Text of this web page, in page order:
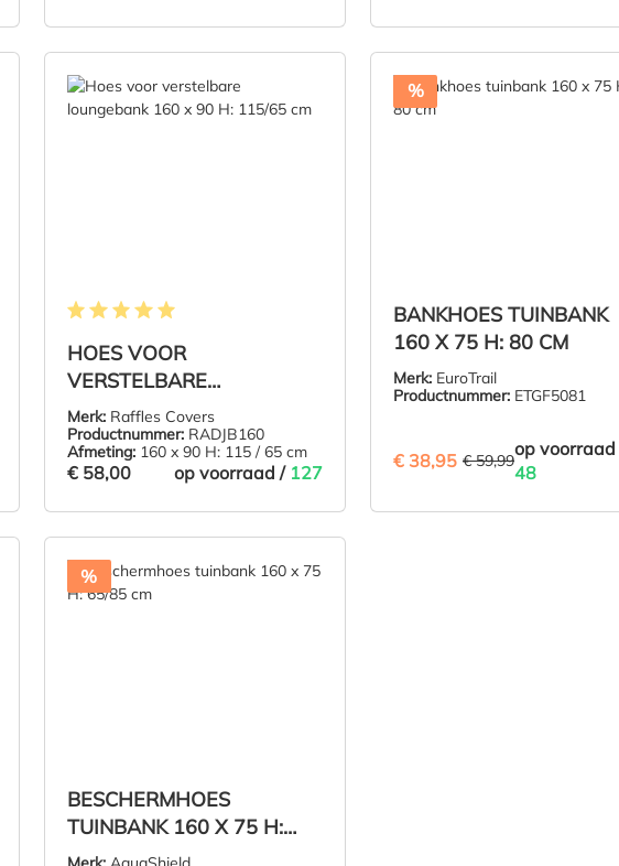
€ 47,00 IN DE WINKELMAND € 52,00 IN DE
HOES VOOR
VERSTELBARE
LOUNGEBANK 160 X 90 H:
115/65 CM
Merk:Raffles Covers
Productnummer:RADJB160
Afmeting:160 x 90 H: 115 / 65 cm
€ 58,00 op voorraad / 127
€ 58,00 IN DE WINKELMAND
%
BANKHOES TUINBANK
160 X 75 H: 80 CM
Merk: EuroTrail
Productnummer: ETGF5081
€ 38,95 € 59,99(35.07%
op voorraad
48
%
BESCHERMHOES
TUINBANK 160 X 75 H:
65/85 CM